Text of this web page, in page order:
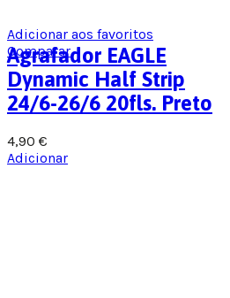
Adicionar aos favoritos
Comparar
Agrafador EAGLE
Dynamic Half Strip
24/6-26/6 20fls. Preto
4,90 €
Adicionar